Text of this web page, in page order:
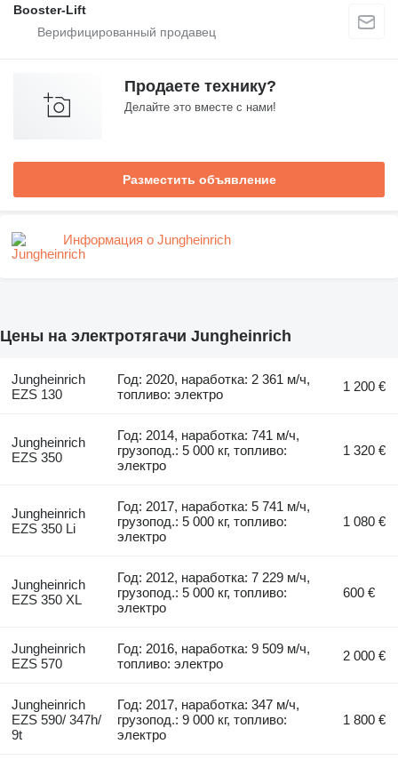
Booster-Lift
Продаете технику?
Делайте это вместе с нами!
Разместить объявление
Информация о Jungheinrich
Цены на электротягачи Jungheinrich
Jungheinrich
EZS 130
Год: 2020, наработка: 2 361 м/ч,
топливо: электро
1 200 €
Jungheinrich
EZS 350
Год: 2014, наработка: 741 м/ч,
грузопод.: 5 000 кг, топливо:
электро
1 320 €
Jungheinrich
EZS 350 Li
Год: 2017, наработка: 5 741 м/ч,
грузопод.: 5 000 кг, топливо:
электро
1 080 €
Jungheinrich
EZS 350 XL
Год: 2012, наработка: 7 229 м/ч,
грузопод.: 5 000 кг, топливо:
электро
600 €
Jungheinrich
EZS 570
Год: 2016, наработка: 9 509 м/ч,
топливо: электро
2 000 €
Jungheinrich
EZS 590/ 347h/
9t
Год: 2017, наработка: 347 м/ч,
грузопод.: 9 000 кг, топливо:
электро
1 800 €